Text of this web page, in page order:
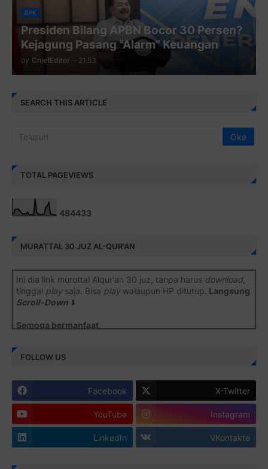
BPK
Presiden Bilang APBN Bocor 30 Persen?
Kejagung Pasang “Alarm” Keuangan
by ChiefEditor - 21.53
SEARCH THIS ARTICLE
TOTAL PAGEVIEWS
484433
MURATTAL 30 JUZ AL-QUR'AN
Ini dia link murottal Alqur'an 30 juz, tanpa harus download,
tinggal playsaja. Bisa playwalaupun HP ditutup. Langsung
Scroll-Down ⬇️
Semoga bermanfaat
Juz 1 ⇨
Juz 3 ⇨ http://j.mp/2bFSrtF
Juz 4 ⇨ http://j.mp/2b8SXi3
Juz 5 ⇨ http://j.mp/2b8RZm3
FOLLOW US
Facebook X-Twitter
YouTube Instagram
LinkedIn VKontakte